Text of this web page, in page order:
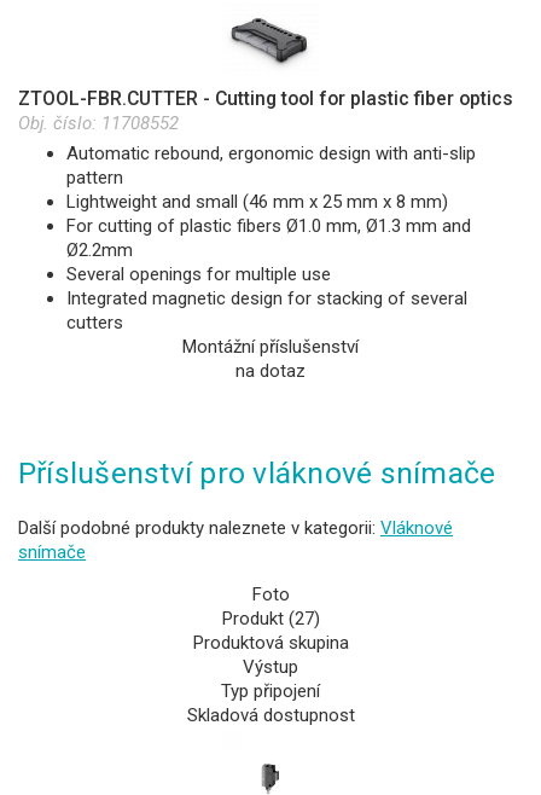
ZTOOL-FBR.CUTTER - Cutting tool for plastic fiber optics
Obj. číslo: 11708552
Automatic rebound, ergonomic design with anti-slip
pattern
Lightweight and small (46 mm x 25 mm x 8 mm)
For cutting of plastic fibers Ø1.0 mm, Ø1.3 mm and
Ø2.2mm
Several openings for multiple use
Integrated magnetic design for stacking of several
cutters
Montážní příslušenství
na dotaz
Příslušenství pro vláknové snímače
Další podobné produkty naleznete v kategorii: Vláknové
snímače
Foto
Produkt (27)
Produktová skupina
Výstup
Typ připojení
Skladová dostupnost